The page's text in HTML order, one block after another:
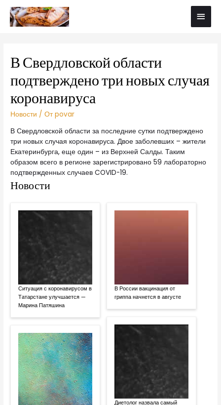
В Свердловской области
подтверждено три новых случая
коронавируса
Новости / От povar
В Свердловской области за последние сутки подтверждено
три новых случая коронавируса. Двое заболевших – жители
Екатеринбурга, еще один – из Верхней Салды. Таким
образом всего в регионе зарегистрировано 59 лабораторно
подтвержденных случаев COVID-19.
Новости
Ситуация с коронавирусом в
Татарстане улучшается —
Марина Патяшина
В России вакцинация от
гриппа начнется в августе
Диетолог назвала самый